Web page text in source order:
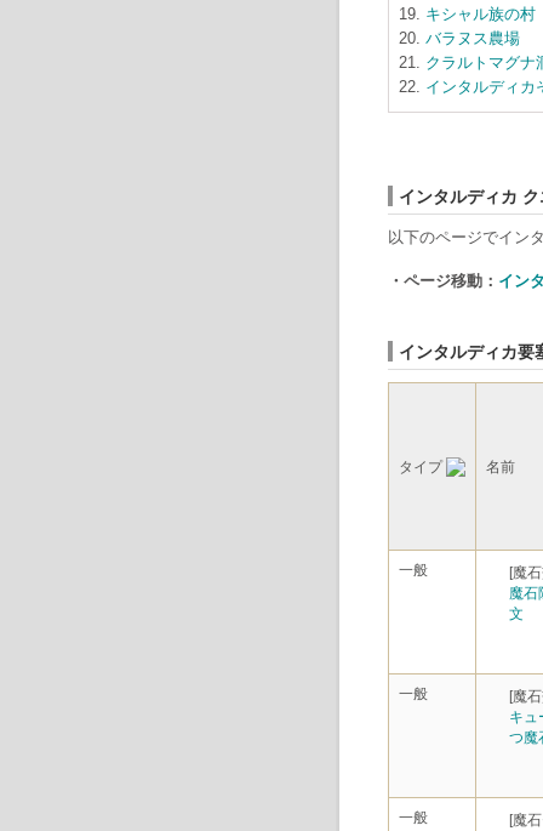
キシャル族の村
バラヌス農場
クラルトマグナ
インタルディカ
インタルディカ
以下のページでイン
・ページ移動： イン
インタルディカ要
タイプ 名前
一般
[魔
魔石
文
一般
[魔
キュ
つ魔
一般
[魔